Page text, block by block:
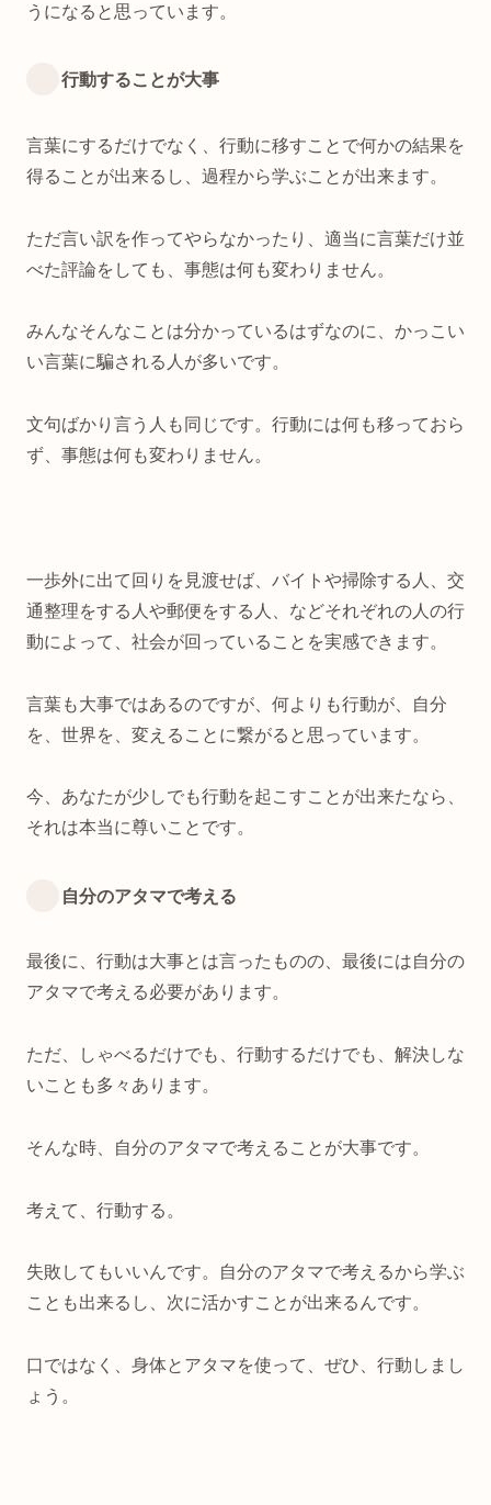
うになると思っています。
行動することが大事
言葉にするだけでなく、行動に移すことで何かの結果を
得ることが出来るし、過程から学ぶことが出来ます。
ただ言い訳を作ってやらなかったり、適当に言葉だけ並
べた評論をしても、事態は何も変わりません。
みんなそんなことは分かっているはずなのに、かっこい
い言葉に騙される人が多いです。
文句ばかり言う人も同じです。行動には何も移っておら
ず、事態は何も変わりません。
一歩外に出て回りを見渡せば、バイトや掃除する人、交
通整理をする人や郵便をする人、などそれぞれの人の行
動によって、社会が回っていることを実感できます。
言葉も大事ではあるのですが、何よりも行動が、自分
を、世界を、変えることに繋がると思っています。
今、あなたが少しでも行動を起こすことが出来たなら、
それは本当に尊いことです。
自分のアタマで考える
最後に、行動は大事とは言ったものの、最後には自分の
アタマで考える必要があります。
ただ、しゃべるだけでも、行動するだけでも、解決しな
いことも多々あります。
そんな時、自分のアタマで考えることが大事です。
考えて、行動する。
失敗してもいいんです。自分のアタマで考えるから学ぶ
ことも出来るし、次に活かすことが出来るんです。
口ではなく、身体とアタマを使って、ぜひ、行動しまし
ょう。